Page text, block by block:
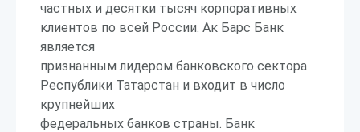
частных и десятки тысяч корпоративных
клиентов по всей России. Ак Барс Банк
является
признанным лидером банковского сектора
Республики Татарстан и входит в число
крупнейших
федеральных банков страны. Банк